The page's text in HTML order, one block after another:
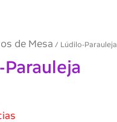
de Mesa / Lúdilo-Parauleja